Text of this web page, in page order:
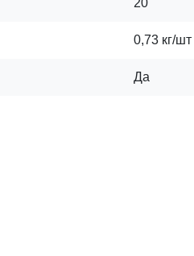
0,73 кг/шт
Да